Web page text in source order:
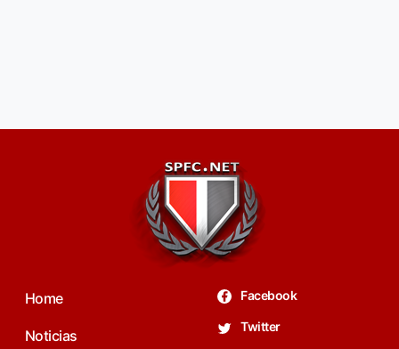
Home
Noticias
Facebook
Twitter